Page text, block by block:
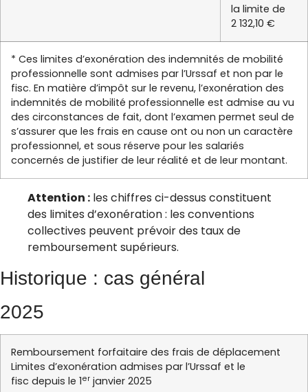
la limite de
2 132,10 €
* Ces limites d’exonération des indemnités de mobilité
professionnelle sont admises par l’Urssaf et non par le
fisc. En matière d’impôt sur le revenu, l’exonération des
indemnités de mobilité professionnelle est admise au vu
des circonstances de fait, dont l’examen permet seul de
s’assurer que les frais en cause ont ou non un caractère
professionnel, et sous réserve pour les salariés
concernés de justifier de leur réalité et de leur montant.
Attention : les chiffres ci-dessus constituent
des limites d’exonération : les conventions
collectives peuvent prévoir des taux de
remboursement supérieurs.
Historique : cas général
2025
Remboursement forfaitaire des frais de déplacement
Limites d’exonération admises par l’Urssaf et le
fisc depuis le 1er janvier 2025